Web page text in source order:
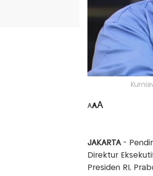
AAA
JAKARTA -
Direktur
Presiden RI,